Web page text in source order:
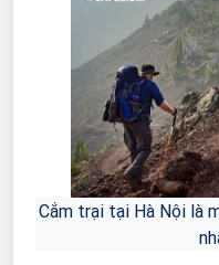
Cắm trại tại Hà Nội là